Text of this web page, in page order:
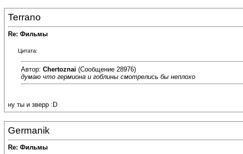
Terrano
Re: Фильмы
Цитата:
Автор: Chertoznai (Сообщение 28976)
думаю что гермиона и гоблины смотрелись бы неплохо
ну ты и зверр :D
Germanik
Re: Фильмы